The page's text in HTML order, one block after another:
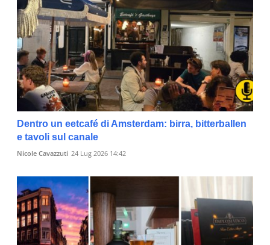
Dentro un eetcafé di Amsterdam: birra, bitterballen
e tavoli sul canale
Nicole Cavazzuti 24 Lug 2026 14:42